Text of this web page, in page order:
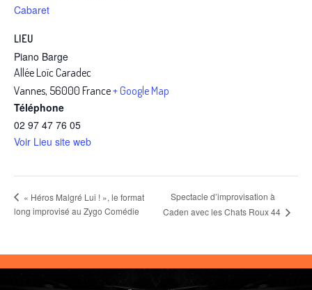
Cabaret
LIEU
Piano Barge
Allée Loïc Caradec
Vannes, 56000 France+ Google Map
Téléphone
02 97 47 76 05
Voir Lieu site web
« Héros Malgré Lui ! », le format
long improvisé au Zygo Comédie
Spectacle d’improvisation à
Caden avec les Chats Roux 44